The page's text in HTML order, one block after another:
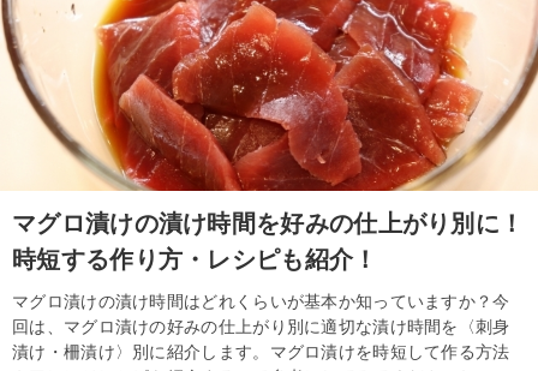
マグロ漬けの漬け時間を好みの仕上がり別に！
時短する作り方・レシピも紹介！
マグロ漬けの漬け時間はどれくらいが基本か知っていますか？今
回は、マグロ漬けの好みの仕上がり別に適切な漬け時間を〈刺身
漬け・柵漬け〉別に紹介します。マグロ漬けを時短して作る方法